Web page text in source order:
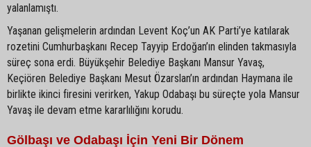
yalanlamıştı.
Yaşanan gelişmelerin ardından Levent Koç’un AK Parti’ye katılarak
rozetini Cumhurbaşkanı Recep Tayyip Erdoğan’ın elinden takmasıyla
süreç sona erdi. Büyükşehir Belediye Başkanı Mansur Yavaş,
Keçiören Belediye Başkanı Mesut Özarslan’ın ardından Haymana ile
birlikte ikinci firesini verirken, Yakup Odabaşı bu süreçte yola Mansur
Yavaş ile devam etme kararlılığını korudu.
Gölbaşı ve Odabaşı İçin Yeni Bir Dönem